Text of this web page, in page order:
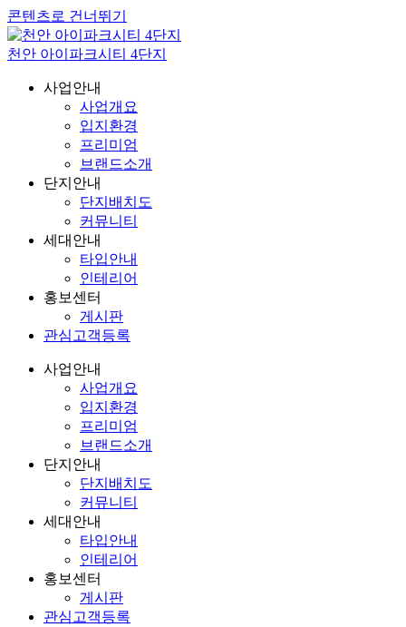
콘텐츠로 건너뛰기
천안 아이파크시티 4단지
사업안내
사업개요
입지환경
프리미엄
브랜드소개
단지안내
단지배치도
커뮤니티
세대안내
타입안내
인테리어
홍보센터
게시판
관심고객등록
사업안내
사업개요
입지환경
프리미엄
브랜드소개
단지안내
단지배치도
커뮤니티
세대안내
타입안내
인테리어
홍보센터
게시판
관심고객등록